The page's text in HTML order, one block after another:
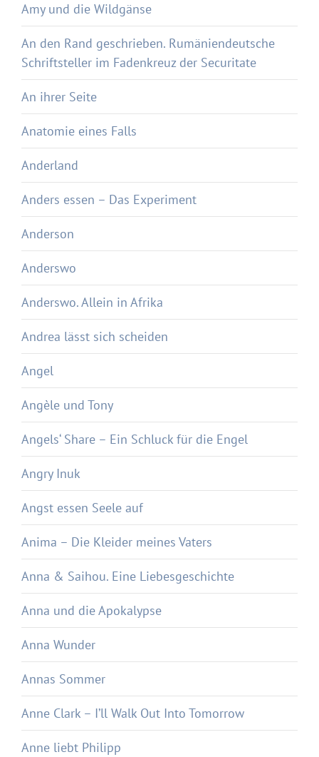
Amy und die Wildgänse
An den Rand geschrieben. Rumäniendeutsche
Schriftsteller im Fadenkreuz der Securitate
An ihrer Seite
Anatomie eines Falls
Anderland
Anders essen – Das Experiment
Anderson
Anderswo
Anderswo. Allein in Afrika
Andrea lässt sich scheiden
Angel
Angèle und Tony
Angels‘ Share – Ein Schluck für die Engel
Angry Inuk
Angst essen Seele auf
Anima – Die Kleider meines Vaters
Anna & Saihou. Eine Liebesgeschichte
Anna und die Apokalypse
Anna Wunder
Annas Sommer
Anne Clark – I’ll Walk Out Into Tomorrow
Anne liebt Philipp